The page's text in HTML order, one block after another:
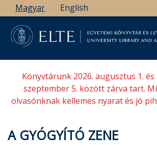
Ugrás
a
tartalomra
Magyar English
Könyvtárunk 2026. augusztus 1. és
szeptember 5. között zárva tart.
olvasónknak kellemes nyarat és jó
A GYÓGYÍTÓ ZENE